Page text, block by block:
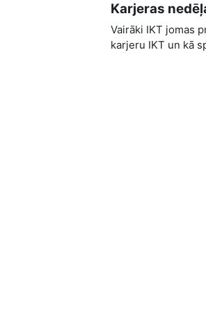
Karjeras
Vairāki IKT jomas
karjeru IKT un kā